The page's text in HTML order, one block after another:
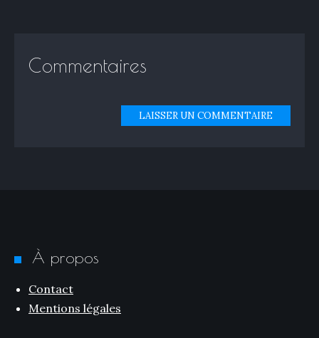
Commentaires
LAISSER UN COMMENTAIRE
À propos
Contact
Mentions légales